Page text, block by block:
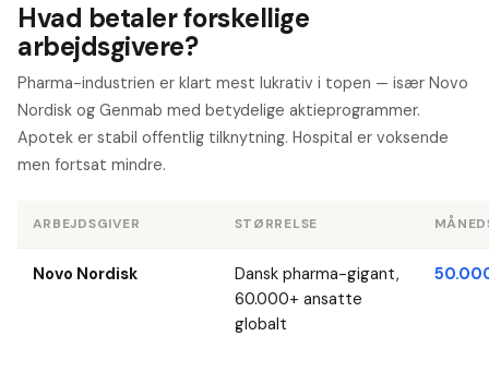
Hvad betaler forskellige
arbejdsgivere?
Pharma-industrien er klart mest lukrativ i topen — især Novo
Nordisk og Genmab med betydelige aktieprogrammer.
Apotek er stabil offentlig tilknytning. Hospital er voksende
men fortsat mindre.
ARBEJDSGIVER STØRRELSE
Novo Nordisk
Dansk pharma-gigant,
60.000+ ansatte
globalt